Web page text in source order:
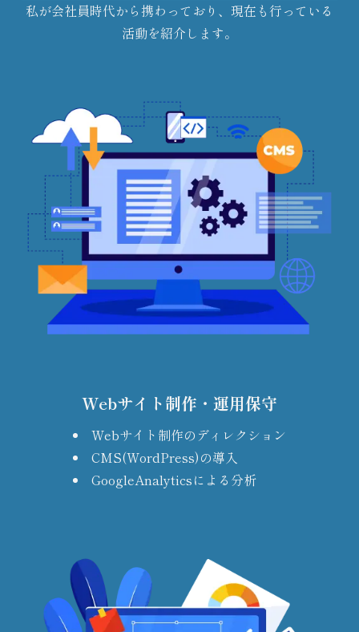
私が会社員時代から携わっており、現在も行っている
活動を紹介します。
Webサイト制作・運用保守
Webサイト制作のディレクション
CMS(WordPress)の導入
GoogleAnalyticsによる分析